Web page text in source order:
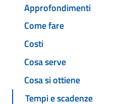
Approfondimenti
Come fare
Costi
Cosa serve
Cosa si ottiene
Tempi e scadenze